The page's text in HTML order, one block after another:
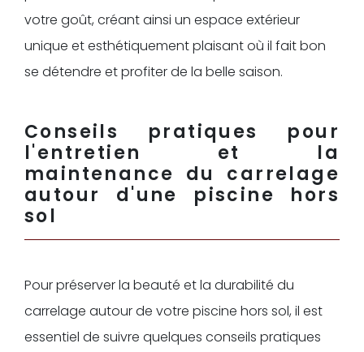
votre goût, créant ainsi un espace extérieur
unique et esthétiquement plaisant où il fait bon
se détendre et profiter de la belle saison.
Conseils pratiques pour
l'entretien et la
maintenance du carrelage
autour d'une piscine hors
sol
Pour préserver la beauté et la durabilité du
carrelage autour de votre piscine hors sol, il est
essentiel de suivre quelques conseils pratiques